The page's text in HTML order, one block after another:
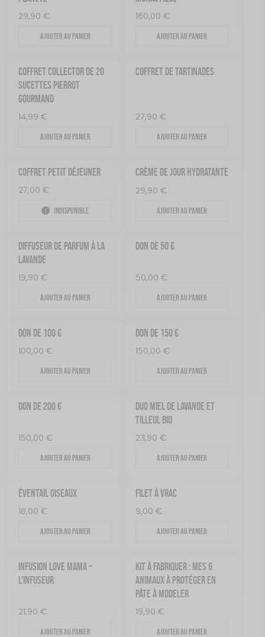
29,90 €
Ajouter au panier
160,00 €
Ajouter au panier
COFFRET COLLECTOR DE 20
SUCETTES PIERROT
GOURMAND
14,99 €
Ajouter au panier
COFFRET DE TARTINADES
27,90 €
Ajouter au panier
COFFRET PETIT DÉJEUNER
27,00 €
Indisponible
CRÈME DE JOUR HYDRATANTE
29,90 €
Ajouter au panier
DIFFUSEUR DE PARFUM À LA
LAVANDE
19,90 €
Ajouter au panier
DON DE 50 €
50,00 €
Ajouter au panier
DON DE 100 €
100,00 €
Ajouter au panier
DON DE 150 €
150,00 €
Ajouter au panier
DON DE 200 €
150,00 €
Ajouter au panier
DUO MIEL DE LAVANDE ET
TILLEUL BIO
23,90 €
Ajouter au panier
ÉVENTAIL OISEAUX
18,00 €
Ajouter au panier
FILET À VRAC
9,00 €
Ajouter au panier
INFUSION LOVE MAMA –
L’INFUSEUR
21,90 €
Ajouter au panier
KIT À FABRIQUER : MES 6
ANIMAUX À PROTÉGER EN
PÂTE À MODELER
19,90 €
Ajouter au panier